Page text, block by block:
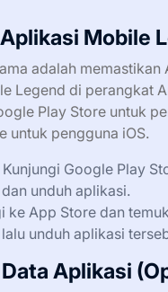
Mobile
adalah memastikan
Legend di perangkat
Play Store untuk
untuk pengguna iOS.
Kunjungi Google Play
dan unduh aplikasi.
ke App Store dan
lalu unduh aplikasi
Aplikasi